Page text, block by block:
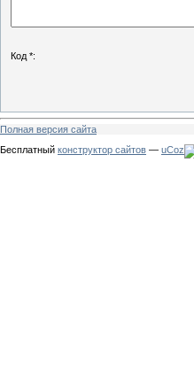
Код *:
Полная версия сайта
Бесплатный конструктор сайтов — uCoz